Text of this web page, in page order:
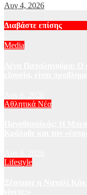
Αυγ 4, 2026
Διαβάστε επίσης
Media
Αθλητικά Νέα
Lifestyle